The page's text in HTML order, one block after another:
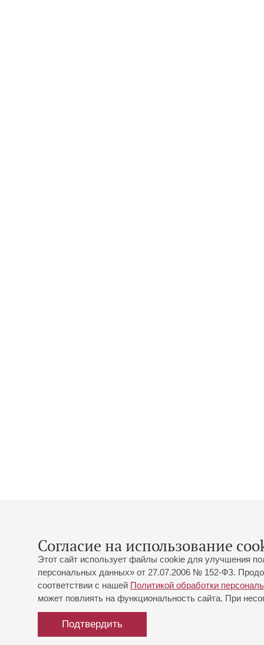
Согласие на использование
Этот сайт использует файлы cookie для улучшения
персональных данных» от 27.07.2006 № 152-ФЗ.
соответствии с нашей Политикой обработки
может повлиять на функциональность сайта. При
Подтвердить